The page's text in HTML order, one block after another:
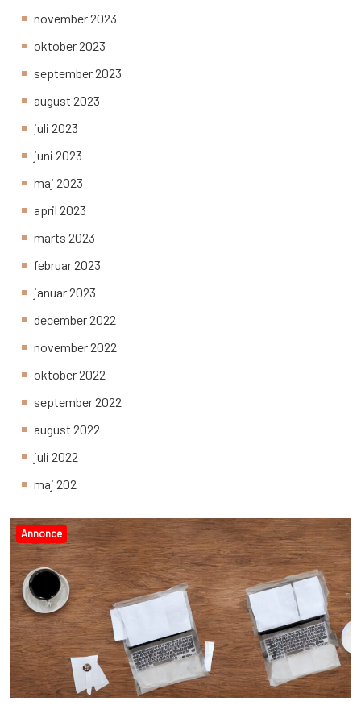
Annonce
november 2023
oktober 2023
september 2023
august 2023
juli 2023
juni 2023
maj 2023
april 2023
marts 2023
februar 2023
januar 2023
december 2022
november 2022
oktober 2022
september 2022
august 2022
juli 2022
maj 202